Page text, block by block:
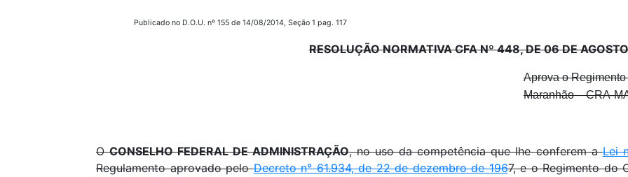
Publicado no D.O.U. nº 155 de 14/08/2014, Seção 1 pag. 117
RESOLUÇÃO NORMATIVA CFA Nº448, DE 06 DE
Aprova o
Maranhão – CRA-
OCONSELHO FEDERAL DE ADMINISTRAÇÃO, no uso da competência que lhe conferem aLei
Regulamento aprovado peloDecreto n° 61.934, de 22 de dezembro de 1967, e o Regimento do